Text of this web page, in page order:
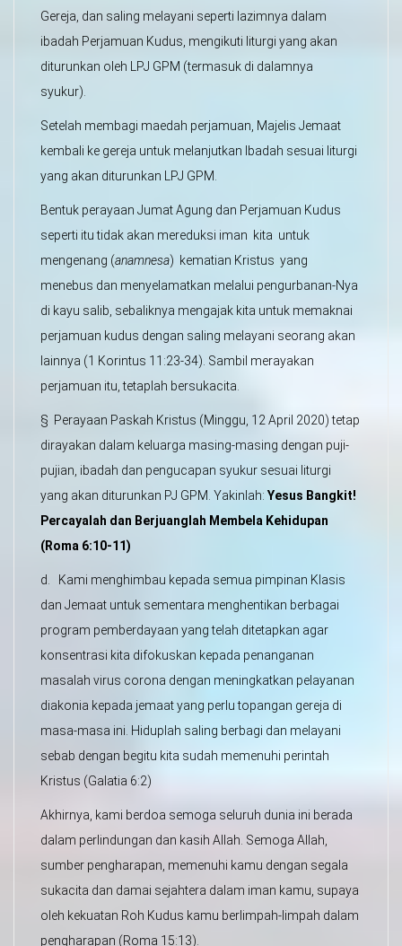
Gereja, dan saling melayani seperti lazimnya dalam
ibadah Perjamuan Kudus, mengikuti liturgi yang akan
diturunkan oleh LPJ GPM (termasuk di dalamnya
syukur).
Setelah membagi maedah perjamuan, Majelis Jemaat
kembali ke gereja untuk melanjutkan Ibadah sesuai liturgi
yang akan diturunkan LPJ GPM.
Bentuk perayaan Jumat Agung dan Perjamuan Kudus
seperti itu tidak akan mereduksi iman kita untuk
mengenang (anamnesa) kematian Kristus yang
menebus dan menyelamatkan melalui pengurbanan-Nya
di kayu salib, sebaliknya mengajak kita untuk memaknai
perjamuan kudus dengan saling melayani seorang akan
lainnya (1 Korintus 11:23-34). Sambil merayakan
perjamuan itu, tetaplah bersukacita.
§ Perayaan Paskah Kristus (Minggu, 12 April 2020) tetap
dirayakan dalam keluarga masing-masing dengan puji-
pujian, ibadah dan pengucapan syukur sesuai liturgi
yang akan diturunkan PJ GPM. Yakinlah: Yesus Bangkit!
Percayalah dan Berjuanglah Membela Kehidupan
(Roma 6:10-11)
d. Kami menghimbau kepada semua pimpinan Klasis
dan Jemaat untuk sementara menghentikan berbagai
program pemberdayaan yang telah ditetapkan agar
konsentrasi kita difokuskan kepada penanganan
masalah virus corona dengan meningkatkan pelayanan
diakonia kepada jemaat yang perlu topangan gereja di
masa-masa ini. Hiduplah saling berbagi dan melayani
sebab dengan begitu kita sudah memenuhi perintah
Kristus (Galatia 6:2)
Akhirnya, kami berdoa semoga seluruh dunia ini berada
dalam perlindungan dan kasih Allah. Semoga Allah,
sumber pengharapan, memenuhi kamu dengan segala
sukacita dan damai sejahtera dalam iman kamu, supaya
oleh kekuatan Roh Kudus kamu berlimpah-limpah dalam
pengharapan (Roma 15:13).